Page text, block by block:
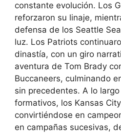
constante evolución. Los
reforzaron su linaje,
defensa de los Seattle
luz. Los Patriots
dinastía, con un giro
aventura de Tom Brady
Buccaneers, culminando
sin precedentes. A lo
formativos, los Kansas
convirtiéndose en
en campañas sucesivas,